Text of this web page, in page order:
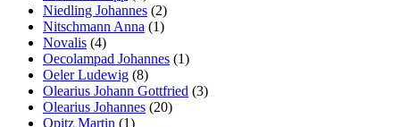
Niedling Johannes (2)
Nitschmann Anna (1)
Novalis (4)
Oecolampad Johannes (1)
Oeler Ludewig (8)
Olearius Johann Gottfried (3)
Olearius Johannes (20)
Opitz Martin (1)